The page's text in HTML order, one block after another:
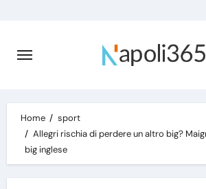
content
Home
sport
Allegri rischia di perdere un altro big?
big inglese